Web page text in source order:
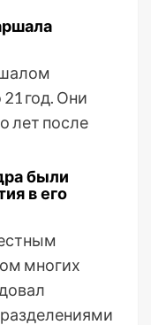
год. Они
лет после
были
в его
многих